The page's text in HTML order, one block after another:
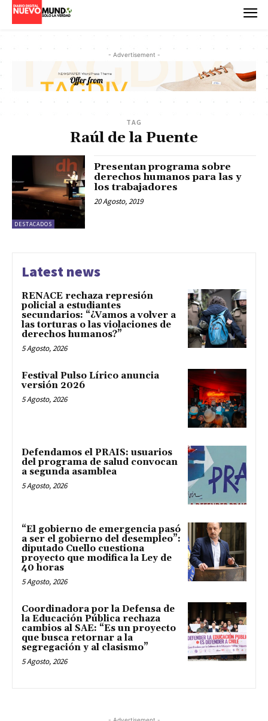
- Advertisement -
TAG
Raúl de la Puente
DESTACADOS
Presentan programa sobre
derechos humanos para las y
los trabajadores
20 Agosto, 2019
Latest news
RENACE rechaza represión
policial a estudiantes
secundarios: “¿Vamos a volver a
las torturas o las violaciones de
derechos humanos?”
5 Agosto, 2026
Festival Pulso Lírico anuncia
versión 2026
5 Agosto, 2026
Defendamos el PRAIS: usuarios
del programa de salud convocan
a segunda asamblea
5 Agosto, 2026
“El gobierno de emergencia pasó
a ser el gobierno del desempleo”:
diputado Cuello cuestiona
proyecto que modifica la Ley de
40 horas
5 Agosto, 2026
Coordinadora por la Defensa de
la Educación Pública rechaza
cambios al SAE: “Es un proyecto
que busca retornar a la
segregación y al clasismo”
5 Agosto, 2026